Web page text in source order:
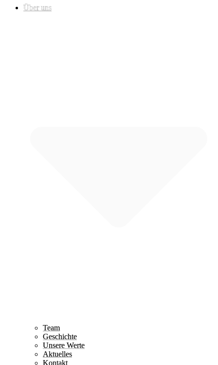
Über uns
Team
Geschichte
Unsere Werte
Aktuelles
Kontakt